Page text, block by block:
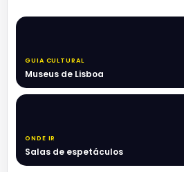
GUIA CULTURAL
Museus de Lisboa
ONDE IR
Salas de espetáculos